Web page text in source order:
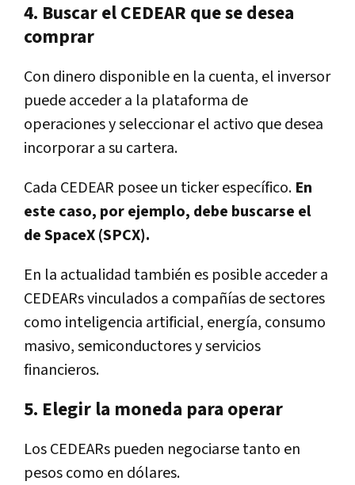
4. Buscar el CEDEAR que se desea
comprar
Con dinero disponible en la cuenta, el inversor
puede acceder a la plataforma de
operaciones y seleccionar el activo que desea
incorporar a su cartera.
Cada CEDEAR posee un ticker específico. En
este caso, por ejemplo, debe buscarse el
de SpaceX (SPCX).
En la actualidad también es posible acceder a
CEDEARs vinculados a compañías de sectores
como inteligencia artificial, energía, consumo
masivo, semiconductores y servicios
financieros.
5. Elegir la moneda para operar
Los CEDEARs pueden negociarse tanto en
pesos como en dólares.